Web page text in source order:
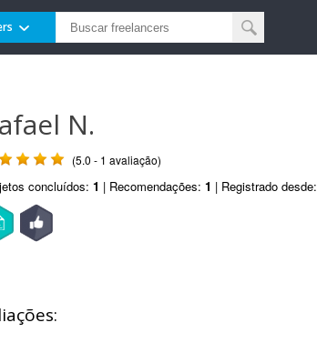
N.
(5.0 - 1 avaliação)
concluídos: 1 | Recomendações: 1 | Registrado desde: